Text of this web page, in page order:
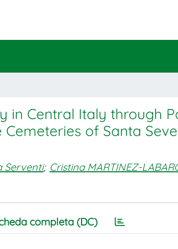
in Central Italy through
of Santa
Serventi; Cristina MARTINEZ-
completa (DC)